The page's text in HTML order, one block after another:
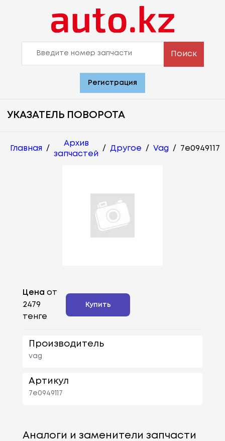
Поиск
Регистрация
УКАЗАТЕЛЬ ПОВОРОТА
Главная /
Архив
запчастей
/ Другое / Vag / 7e0949117
Цена от
2479
тенге
Купить
Производитель
vag
Артикул
7e0949117
Аналоги и заменители запчасти